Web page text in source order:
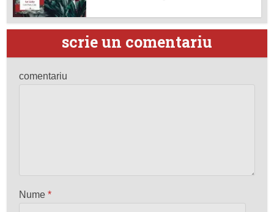
scrie un comentariu
comentariu
Nume*